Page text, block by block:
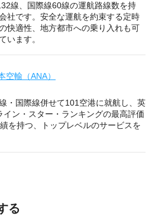
線、国際線60線の運航路線数を持
社です。安全な運航を約束する定時
快適性、地方都市への乗り入れも可
います。
空輸（ANA）
・国際線併せて101空港に就航し、英
イン・スター・ランキングの最高評価
を持つ、トップレベルのサービスを
る